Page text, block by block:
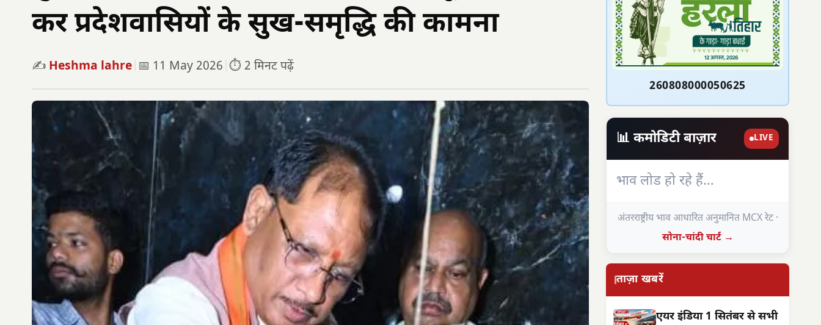
कर प्रदेशवासियों के सुख-समृद्धि की कामना
✍️ Heshma lahre 📅 11 May 2026 ⏱️ 2 मिनट पढ़ें
260808000050625
📊 कमोडिटी बाज़ार LIVE
भाव लोड हो रहे हैं…
अंतरराष्ट्रीय भाव आधारित अनुमानित MCX रेट ·
सोना-चांदी चार्ट →
ताज़ा खबरें
एयर इंडिया 1 सितंबर से सभी